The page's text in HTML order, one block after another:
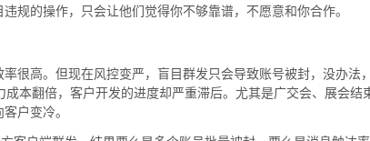
规的操作，只会让他们觉得你不够靠谱，不愿意和你合作。
很高。但现在风控变严，盲目群发只会导致账号被封，没办法，
本翻倍，客户开发的进度却严重滞后。尤其是广交会、展会结
户变冷。